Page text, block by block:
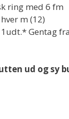
ring med 6 fm
m (12)
Gentag
ud og sy